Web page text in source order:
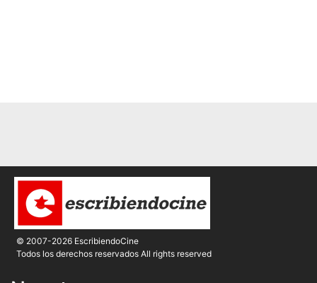
© 2007-2026 EscribiendoCine
Todos los derechos reservados All rights reserved